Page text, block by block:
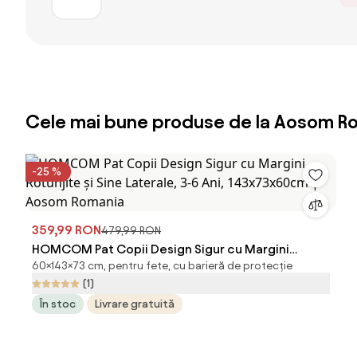
Cele mai bune produse de la Aosom
-25 %
359,99 RON479,99 RON
HOMCOM Pat Copii Design Sigur cu Margini
Rotunjite și Sine Laterale, 3-6 Ani, 143x73x60cm |
Aosom Romania
60×143×73 cm, pentru fete, cu barieră de protecție
(1)
În stoc
Livrare gratuită